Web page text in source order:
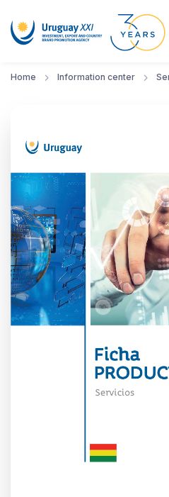
Home Information center